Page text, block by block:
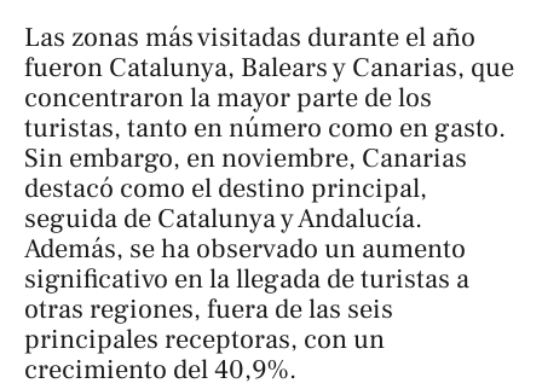
Las zonas más visitadas durante el año
fueron Catalunya, Balears y Canarias, que
concentraron la mayor parte de los
turistas, tanto en número como en gasto.
Sin embargo, en noviembre, Canarias
destacó como el destino principal,
seguida de Catalunya y Andalucía.
Además, se ha observado un aumento
significativo en la llegada de turistas a
otras regiones, fuera de las seis
principales receptoras, con un
crecimiento del 40,9%.